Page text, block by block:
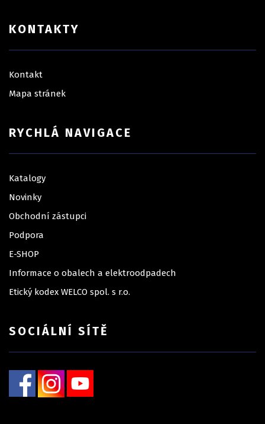
KONTAKTY
Kontakt
Mapa stránek
RYCHLÁ NAVIGACE
Katalogy
Novinky
Obchodní zástupci
Podpora
E-SHOP
Informace o obalech a elektroodpadech
Etický kodex WELCO spol. s r.o.
SOCIÁLNÍ SÍTĚ